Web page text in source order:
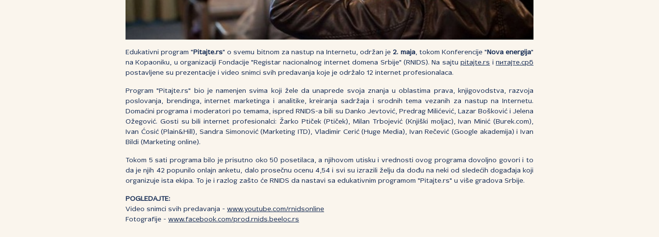
Edukativni program " Pitajte.rs" o svemu bitnom za nastup na Internetu, održan je 2. maja, tokom Konferencije " Nova energija"
na Kopaoniku, u organizaciji Fondacije "Registar nacionalnog internet domena Srbije" (RNIDS). Na sajtupitajte.rs iпитајте.срб
postavljene su prezentacije i video snimci svih predavanja koje je održalo 12 internet profesionalaca.
Program "Pitajte.rs" bio je namenjen svima koji žele da unaprede svoja znanja u oblastima prava, knjigovodstva, razvoja
poslovanja, brendinga, internet marketinga i analitike, kreiranja sadržaja i srodnih tema vezanih za nastup na Internetu.
Domaćini programa i moderatori po temama, ispred RNIDS-a bili su Danko Jevtović, Predrag Milićević, Lazar Bošković i Jelena
Ožegović. Gosti su bili internet profesionalci: Žarko Ptiček (Ptiček), Milan Trbojević (Knjiški moljac), Ivan Minić (Burek.com),
Ivan Ćosić (Plain&Hill), Sandra Simonović (Marketing ITD), Vladimir Cerić (Huge Media), Ivan Rečević (Google akademija) i Ivan
Bildi (Marketing online).
Tokom 5 sati programa bilo je prisutno oko 50 posetilaca, a njihovom utisku i vrednosti ovog programa dovoljno govori i to
da je njih 42 popunilo onlajn anketu, dalo prosečnu ocenu 4,54 i svi su izrazili želju da dođu na neki od sledećih događaja koji
organizuje ista ekipa. To je i razlog zašto će RNIDS da nastavi sa edukativnim programom "Pitajte.rs" u više gradova Srbije.
POGLEDAJTE:
Video snimci svih predavanja - www.youtube.com/rnidsonline
Fotografije - www.facebook.com/prod.rnids.beeloc.rs